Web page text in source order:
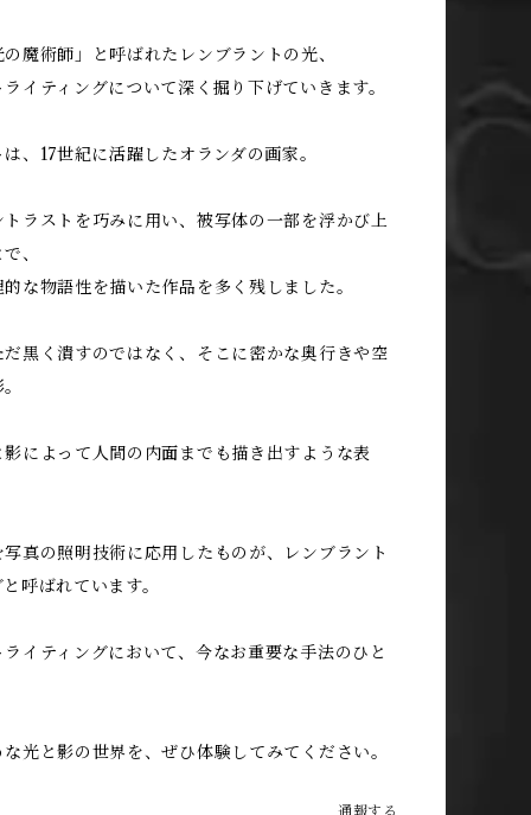
魔術師」と呼ばれたレンブラントの光、
イティングについて深く掘り下げていきます。
、17世紀に活躍したオランダの画家。
ラストを巧みに用い、被写体の一部を浮かび上
、
な物語性を描いた作品を多く残しました。
黒く潰すのではなく、そこに密かな奥行きや空
によって人間の内面までも描き出すような表
真の照明技術に応用したものが、レンブラント
呼ばれています。
イティングにおいて、今なお重要な手法のひと
光と影の世界を、ぜひ体験してみてください。
通報する